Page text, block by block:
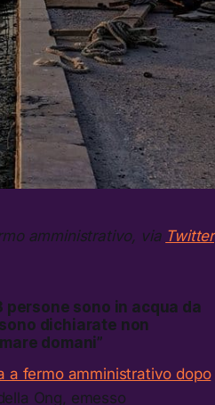
amministrativo, via Twitter
persone sono in acqua da
dichiarate non
domani”
a fermo amministrativo dopo
Ong, emesso